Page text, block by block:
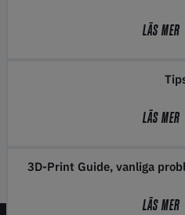
LÄS MER
LÄS MER
3D-Print Guide, vanliga
LÄS MER